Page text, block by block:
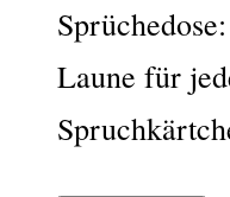
Laune für